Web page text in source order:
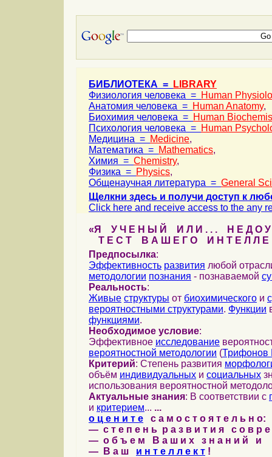
БИБЛИОТЕКА =
LIBRARY
Физиология человека = Human
Анатомия человека = Human Anatomy,
Биохимия человека = Human
Психология человека = Human
Медицина = Medicine,
Математика = Mathematics,
Химия = Chemistry,
Физика = Physics,
Общенаучная литература = General
Щелкни здесь и получи доступ к
Click here and receive access to the any
«Я У Ч Е Н Ы Й И Л И . . . Н Е Д О У
Т Е С Т В А Ш Е Г О И Н Т Е Л Л Е
Предпосылка:
Эффективность развития любой
методологии познания - познаваемой
Реальность:
Живые структуры от биохимического и
вероятностными структурами. Функции
функциями.
Необходимое условие:
Эффективное исследование
вероятностной методологии (Трифонов
Критерий: Степень развития
объём индивидуальных и социальных
использования вероятностной
Актуальные знания: В соответствии с
и критерием... ...
о ц е н и т е с а м о с т о я т е л ь н о:
— с т е п е н ь р а з в и т и я с о в р
— о б ъ е м В а ш и х з н а н и й и
— В а ш и н т е л л е к т !